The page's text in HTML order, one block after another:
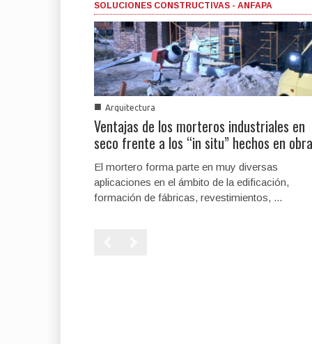
SOLUCIONES CONSTRUCTIVAS - ANFAPA
■ Arquitectura
Ventajas de los morteros industriales en
seco frente a los “in situ” hechos en obra
El mortero forma parte en muy diversas
aplicaciones en el ámbito de la edificación,
formación de fábricas, revestimientos, ...